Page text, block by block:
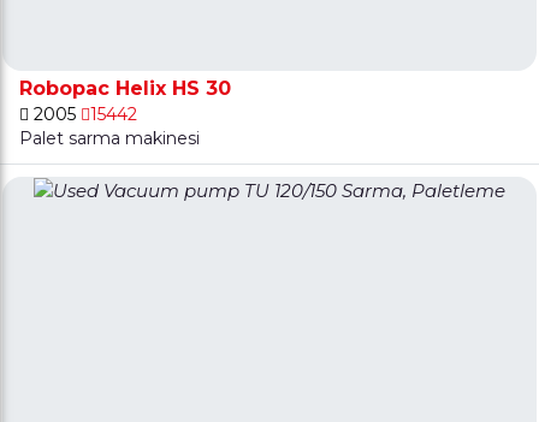
Robopac Helix HS 30
2005
15442
Palet sarma makinesi